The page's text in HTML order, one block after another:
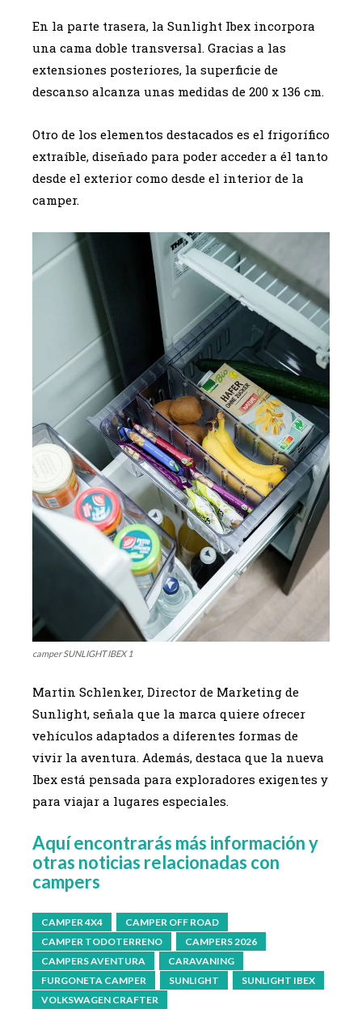
En la parte trasera, la Sunlight Ibex incorpora
una cama doble transversal. Gracias a las
extensiones posteriores, la superficie de
descanso alcanza unas medidas de 200 x 136 cm.
Otro de los elementos destacados es el frigorífico
extraíble, diseñado para poder acceder a él tanto
desde el exterior como desde el interior de la
camper.
camper SUNLIGHT IBEX 1
Martin Schlenker, Director de Marketing de
Sunlight, señala que la marca quiere ofrecer
vehículos adaptados a diferentes formas de
vivir la aventura. Además, destaca que la nueva
Ibex está pensada para exploradores exigentes y
para viajar a lugares especiales.
Aquí encontrarás más información y
otras noticias relacionadas con
campers
CAMPER 4X4
CAMPER OFF ROAD
CAMPER TODOTERRENO
CAMPERS 2026
CAMPERS AVENTURA
CARAVANING
FURGONETA CAMPER
SUNLIGHT
SUNLIGHT IBEX
VOLKSWAGEN CRAFTER